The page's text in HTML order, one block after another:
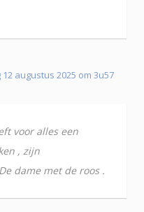
augustus 2025 om 3u57
voor alles een
, zijn
dame met de roos .